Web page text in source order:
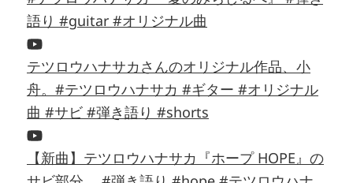
語り #guitar #オリジナル曲
テツロウハナサカさんのオリジナル作品、小
舟。#テツロウハナサカ #ギター #オリジナル
曲 #サビ #弾き語り #shorts
【新曲】テツロウハナサカ『ホープ HOPE』の